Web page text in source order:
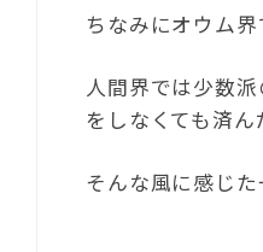
ちなみにオウム
人間界では少数
をしなくても済
そんな風に感じた